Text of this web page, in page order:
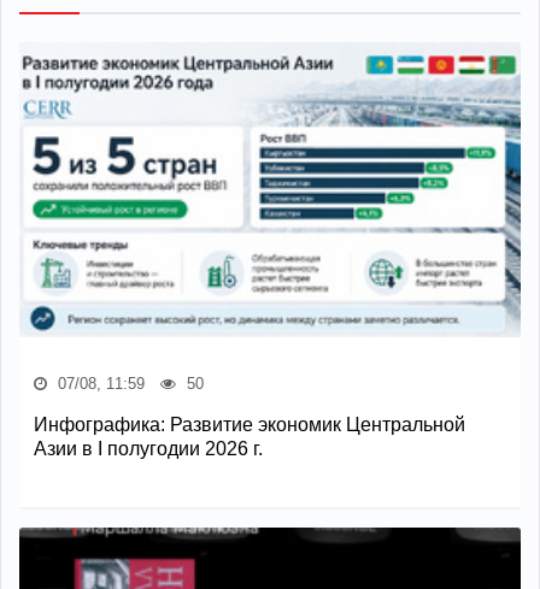
07/08, 11:59 50
Инфографика: Развитие экономик Центральной
Азии в I полугодии 2026 г.